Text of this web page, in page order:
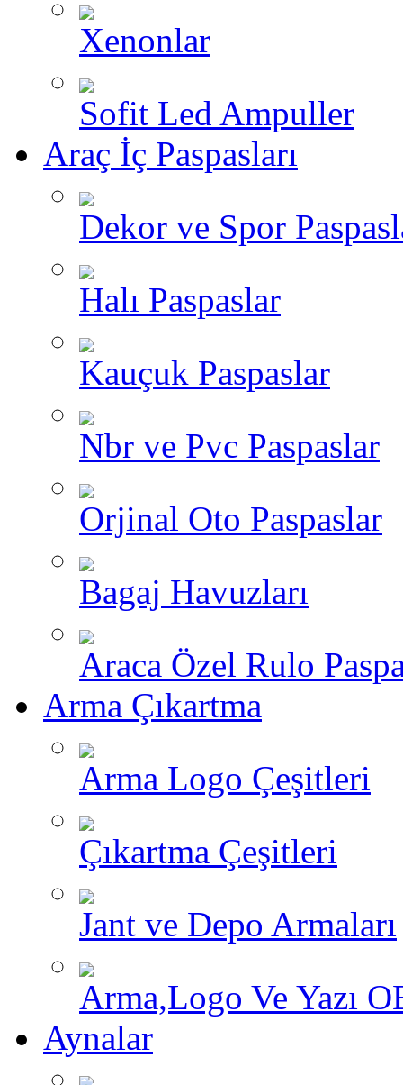
Xenonlar
Sofit Led Ampuller
Araç İç Paspasları
Dekor ve Spor
Halı Paspaslar
Kauçuk Paspaslar
Nbr ve Pvc Paspaslar
Orjinal Oto Paspaslar
Bagaj Havuzları
Araca Özel Rulo
Arma Çıkartma
Arma Logo Çeşitleri
Çıkartma Çeşitleri
Jant ve Depo Armaları
Arma,Logo Ve Yazı
Aynalar